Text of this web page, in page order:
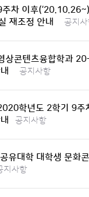
주차 이후
재조정 안내
공지
상콘텐츠융합학과
공지사항
학년도 2학기 9
공지사항
공유대학 대학생 문화
지사항